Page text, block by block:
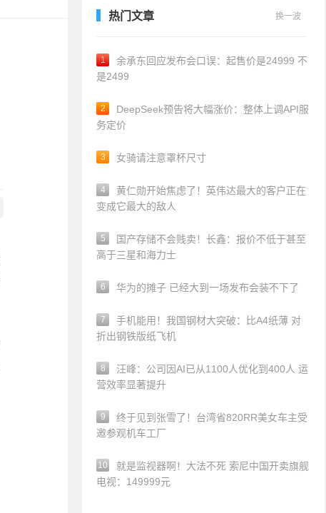
热门文章 换一波
1
余承东回应发布会口误：起售价是24999 不
是2499
2
DeepSeek预告将大幅涨价：整体上调API服
务定价
3 女骑请注意罩杯尺寸
4
黄仁勋开始焦虑了！英伟达最大的客户正在
变成它最大的敌人
5
国产存储不会贱卖！长鑫：报价不低于甚至
高于三星和海力士
6 华为的摊子 已经大到一场发布会装不下了
7
手机能用！我国钢材大突破：比A4纸薄 对
折出钢铁版纸飞机
8
汪峰：公司因AI已从1100人优化到400人 运
营效率显著提升
9
终于见到张雪了！台湾省820RR美女车主受
邀参观机车工厂
10
就是监视器啊！大法不死 索尼中国开卖旗舰
电视：149999元